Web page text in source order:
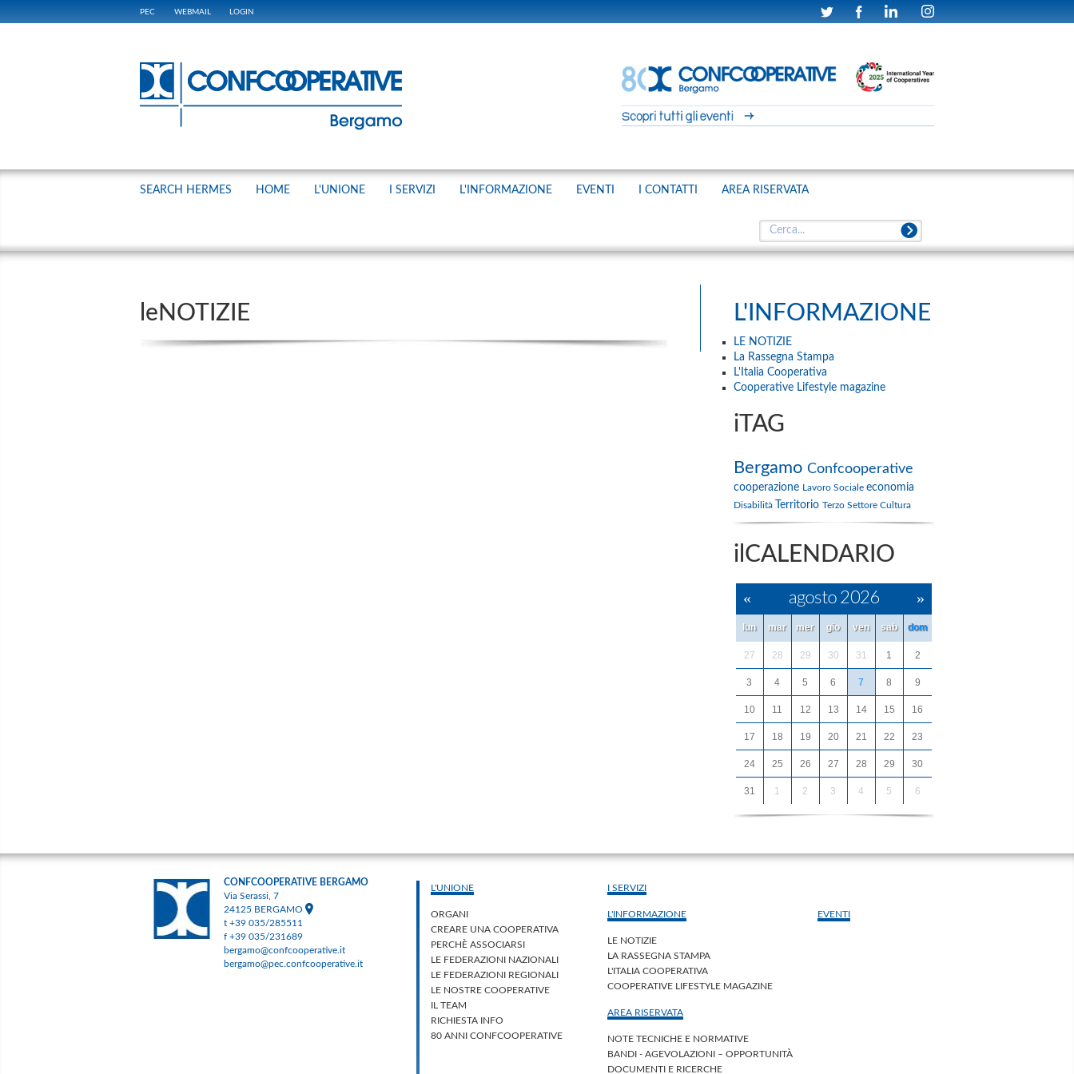
PEC WEBMAIL LOGIN
SEARCH HERMES HOME L'UNIONE I SERVIZI L'INFORMAZIONE EVENTI I CONTATTI AREA RISERVATA
leNOTIZIE L'INFORMAZIONE
LE NOTIZIE
La Rassegna Stampa
L'Italia Cooperativa
Cooperative Lifestyle magazine
iTAG
Bergamo Confcooperative
cooperazione Lavoro Sociale economia
Disabilità Territorio Terzo Settore Cultura
ilCALENDARIO
« agosto 2026 »
lun mar mer gio ven sab dom
27 28 29 30 31 1 2
3 4 5 6 7 8 9
10 11 12 13 14 15 16
17 18 19 20 21 22 23
24 25 26 27 28 29 30
31 1 2 3 4 5 6
L'UNIONE
ORGANI
CREARE UNA COOPERATIVA
PERCHÈ ASSOCIARSI
LE FEDERAZIONI NAZIONALI
LE FEDERAZIONI REGIONALI
LE NOSTRE COOPERATIVE
IL TEAM
RICHIESTA INFO
80 ANNI CONFCOOPERATIVE
I SERVIZI
L'INFORMAZIONE
LE NOTIZIE
LA RASSEGNA STAMPA
L'ITALIA COOPERATIVA
COOPERATIVE LIFESTYLE MAGAZINE
EVENTI
AREA RISERVATA
NOTE TECNICHE E NORMATIVE
BANDI - AGEVOLAZIONI – OPPORTUNITÀ
DOCUMENTI E RICERCHE
CONFCOOPERATIVE BERGAMO
Via Serassi, 7
24125 BERGAMO
t +39 035/285511
f +39 035/231689
bergamo@confcooperative.it
bergamo@pec.confcooperative.it